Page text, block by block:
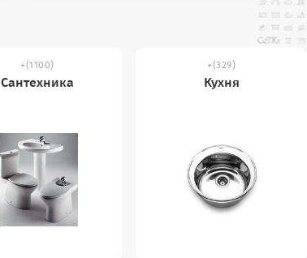
(1100)
Сантехника
(329)
Кухня